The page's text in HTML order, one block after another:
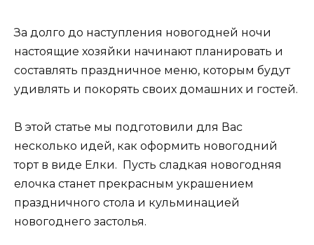
За долго до наступления новогодней ночи
настоящие хозяйки начинают планировать и
составлять праздничное меню, которым будут
удивлять и покорять своих домашних и гостей.
В этой статье мы подготовили для Вас
несколько идей, как оформить новогодний
торт в виде Елки. Пусть сладкая новогодняя
елочка станет прекрасным украшением
праздничного стола и кульминацией
новогоднего застолья.